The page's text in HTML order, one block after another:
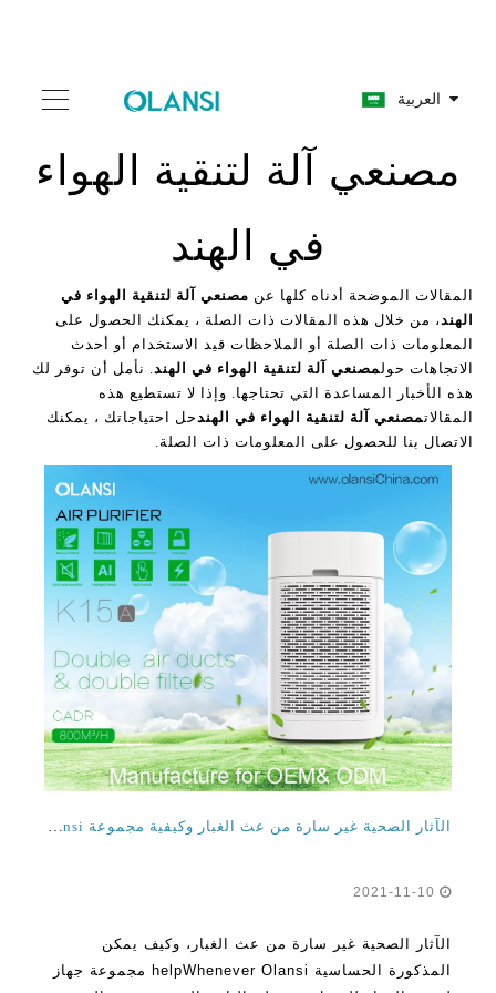
العربية
مصنعي آلة لتنقية الهواء
في الهند
المقالات الموضحة أدناه كلها عن مصنعي آلة لتنقية الهواء في
الهند، من خلال هذه المقالات ذات الصلة ، يمكنك الحصول على
المعلومات ذات الصلة أو الملاحظات قيد الاستخدام أو أحدث
الاتجاهات حولمصنعي آلة لتنقية الهواء في الهند. نأمل أن توفر لك
هذه الأخبار المساعدة التي تحتاجها. وإذا لا تستطيع هذه
المقالاتمصنعي آلة لتنقية الهواء في الهندحل احتياجاتك ، يمكنك
الاتصال بنا للحصول على المعلومات ذات الصلة.
الآثار الصحية غير سارة من عث الغبار وكيفية مجموعة Olansi آلة لتنقية الهواء للمنزل يمكن أن تساعد
الآثار الصحية غير سارة من عث الغبار، وكيف يمكن
المذكورة الحساسية helpWhenever Olansi مجموعة جهاز